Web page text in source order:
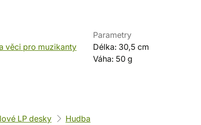
věci pro muzikanty
Parametry
Délka: 30,5 cm
Váha: 50 g
LP desky
Hudba